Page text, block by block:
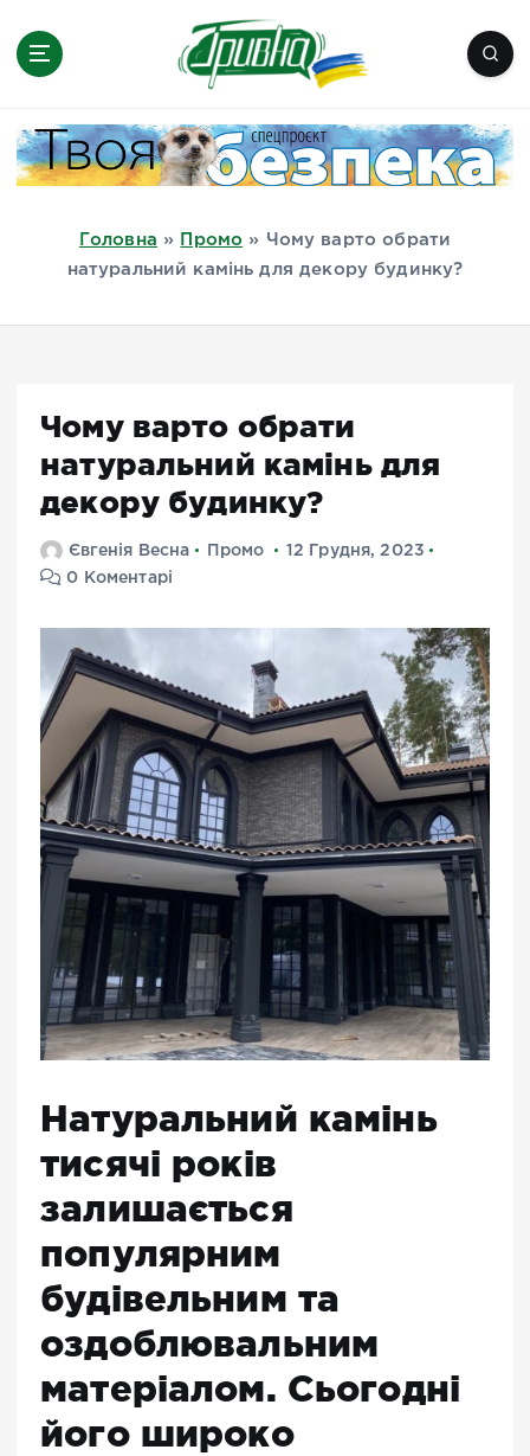
Миколаїв, Одеса, Мелітополь
Головна » Промо »
Чому варто обрати
натуральний камінь для декору будинку?
Чому варто обрати
натуральний камінь для
декору будинку?
Євгенія Весна Промо
12 Грудня, 2023
0 Коментарі
Натуральний камінь
тисячі років
залишається
популярним
будівельним та
оздоблювальним
матеріалом. Сьогодні
його широко